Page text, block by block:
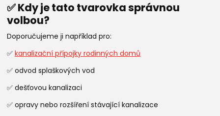
✅ Kdy je tato tvarovka správnou
volbou?
Doporučujeme ji například pro:
✅ kanalizační přípojky rodinných domů
✅ odvod splaškových vod
✅ dešťovou kanalizaci
✅ opravy nebo rozšíření stávající kanalizace